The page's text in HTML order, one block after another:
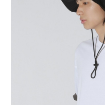
2.透過簡訊連結打開帳單後，可選
帳／街口支付／iPASS MONEY」
1.本服務係由「台灣大哥大股份有
用戶於交易時，得透過本服務購買
買賣價金債權讓與本公司後，依約
2.基於同意付款使用「大哥付你分
資料（包含姓名、電話或地址）提
由本公司與您本人進行分期帳單所
3.完整用戶服務條款，請詳閱以下連
１．於結帳方式選擇「AFTEE先享
結帳頁面，進行簡訊認證並確認金
２．訂單成立數日內，您將收到繳費
３．收到繳費通知簡訊後14天內，
ATM／網路銀行／等多元方式進行
※ 請注意：結帳手續完成當下不需
購買商品的店家。未經商家同意取
※ 交易是否成功請以「AFTEE先享
是否繳費成功／繳費後需取消欲退
https://
每筆NT$80，滿NT$1,500(含以
每筆NT$80，滿NT$1,500(含以
每筆NT$80，滿NT$1,500(含以
每筆NT$80，滿NT$1,500(含以